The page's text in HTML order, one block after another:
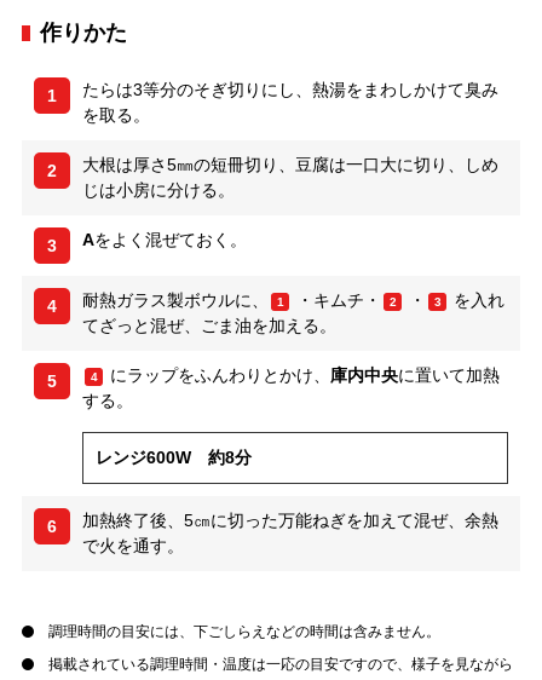
作りかた
1
たらは3等分のそぎ切りにし、熱湯をまわしかけて臭み
を取る。
2
大根は厚さ5㎜の短冊切り、豆腐は一口大に切り、しめ
じは小房に分ける。
3 Aをよく混ぜておく。
4 耐熱ガラス製ボウルに、 1 ・キムチ・ 2 ・ 3
を入れ
てざっと混ぜ、ごま油を加える。
5 4 にラップをふんわりとかけ、 庫内中央に置いて加熱
する。
レンジ600W 約8分
6
加熱終了後、5㎝に切った万能ねぎを加えて混ぜ、余熱
で火を通す。
調理時間の目安には、下ごしらえなどの時間は含みません。
掲載されている調理時間・温度は一応の目安ですので、様子を見ながら